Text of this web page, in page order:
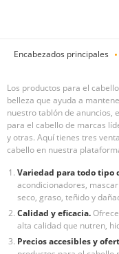
Encabezados principales
Los productos para el
belleza que ayuda a
nuestro tablón de anuncios,
para el cabello de marcas
y otras. Aquí tienes tres
cabello en nuestra
Variedad para todo tipo
acondicionadores,
seco, graso, teñido y
Calidad y eficacia.
alta calidad que nutren,
Precios accesibles y